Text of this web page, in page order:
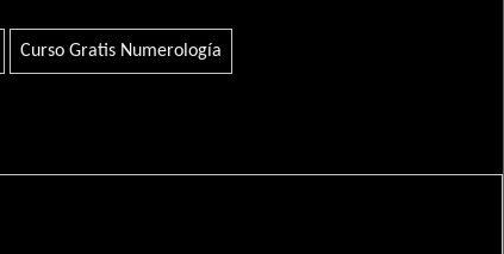
Curso Gratis Numerología